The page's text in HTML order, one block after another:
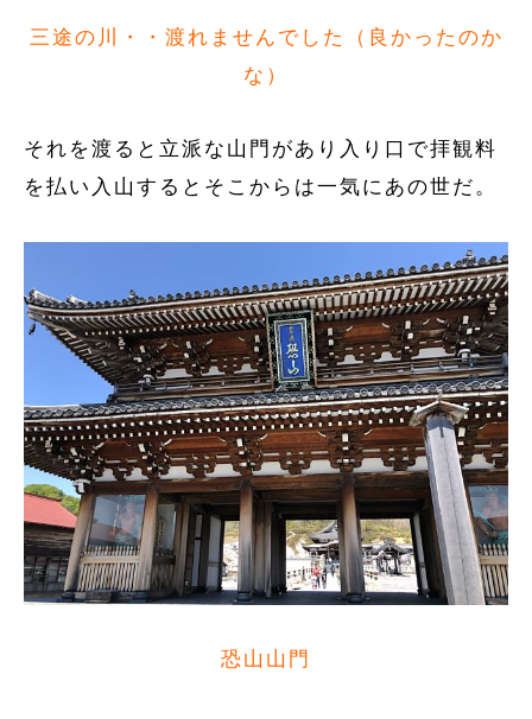
三途の川・・渡れませんでした（良かったのか
な）
それを渡ると立派な山門があり入り口で拝観料
を払い入山するとそこからは一気にあの世だ。
恐山山門